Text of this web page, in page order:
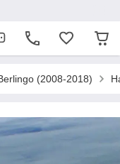
(2008-2018)